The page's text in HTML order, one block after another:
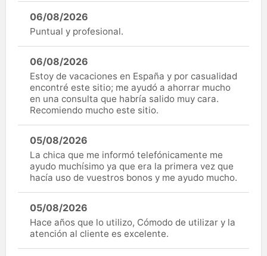
06/08/2026
Puntual y profesional.
06/08/2026
Estoy de vacaciones en España y por casualidad
encontré este sitio; me ayudó a ahorrar mucho
en una consulta que habría salido muy cara.
Recomiendo mucho este sitio.
05/08/2026
La chica que me informó telefónicamente me
ayudo muchísimo ya que era la primera vez que
hacía uso de vuestros bonos y me ayudo mucho.
05/08/2026
Hace años que lo utilizo, Cómodo de utilizar y la
atención al cliente es excelente.